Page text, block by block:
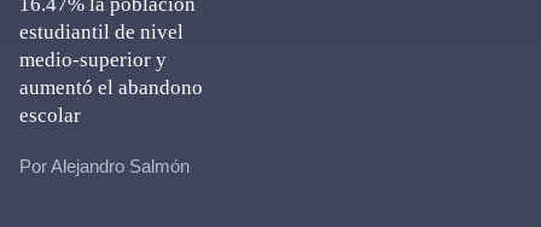
estudiantil de nivel
medio-superior y
aumentó el abandono
escolar
Por Alejandro Salmón